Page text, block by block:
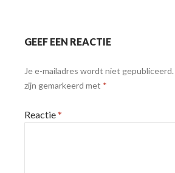
GEEF EEN REACTIE
Je e-mailadres wordt niet gepubliceerd.
zijn gemarkeerd met *
Reactie*